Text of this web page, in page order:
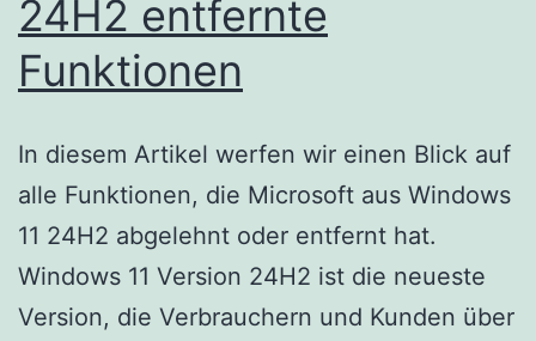
24H2 entfernte
Funktionen
In diesem Artikel werfen wir einen Blick auf
alle Funktionen, die Microsoft aus Windows
11 24H2 abgelehnt oder entfernt hat.
Windows 11 Version 24H2 ist die neueste
Version, die Verbrauchern und Kunden über